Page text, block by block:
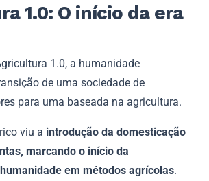
1.0: O início da era
1.0, a humanidade
de uma sociedade de
para uma baseada na agricultura.
viu a introdução da domesticação
marcando o início da
em métodos agrícolas.